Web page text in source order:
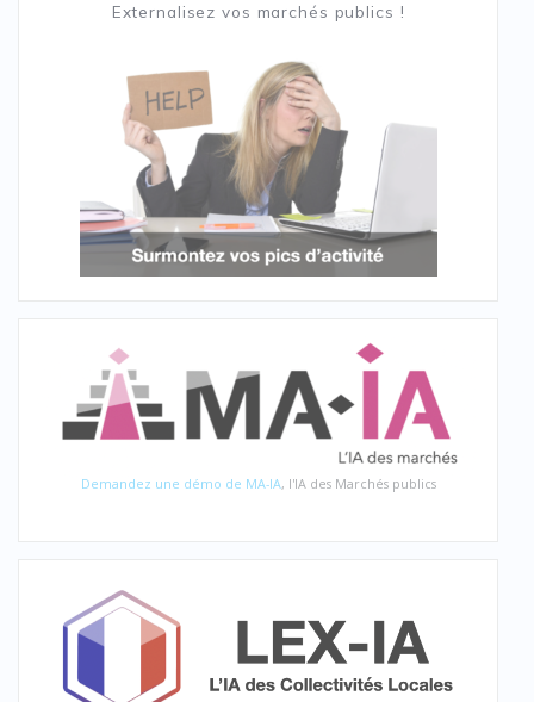
Externalisez vos marchés publics !
Demandez une démo de MA-IA, l'IA des Marchés publics